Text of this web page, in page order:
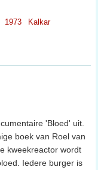
1973
Kalkar
'Bloed' uit.
boek van Roel van
kweekreactor wordt
Iedere burger is